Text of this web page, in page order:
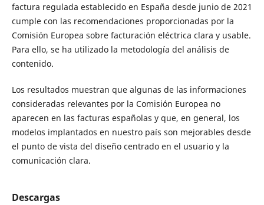
factura regulada establecido en España desde junio de 2021
cumple con las recomendaciones proporcionadas por la
Comisión Europea sobre facturación eléctrica clara y usable.
Para ello, se ha utilizado la metodología del análisis de
contenido.
Los resultados muestran que algunas de las informaciones
consideradas relevantes por la Comisión Europea no
aparecen en las facturas españolas y que, en general, los
modelos implantados en nuestro país son mejorables desde
el punto de vista del diseño centrado en el usuario y la
comunicación clara.
Descargas